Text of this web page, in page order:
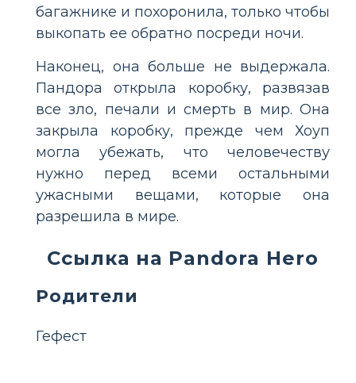
багажнике и похоронила, только чтобы
выкопать ее обратно посреди ночи.
Наконец, она больше не выдержала.
Пандора открыла коробку, развязав
все зло, печали и смерть в мир. Она
закрыла коробку, прежде чем Хоуп
могла убежать, что человечеству
нужно перед всеми остальными
ужасными вещами, которые она
разрешила в мире.
Ссылка на Pandora Hero
Родители
Гефест